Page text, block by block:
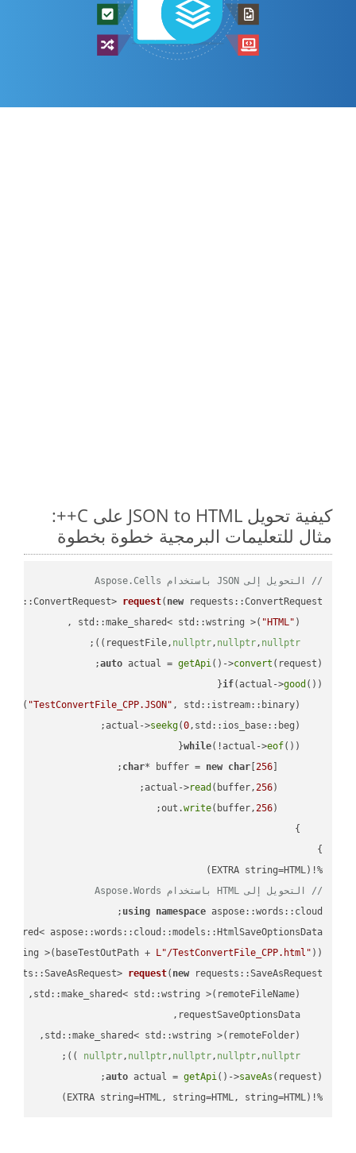
كيفية تحويل JSON to HTML على C++:
مثال للتعليمات البرمجية خطوة بخطوة
// التحويل إلى JSON باستخدام Aspose.Cells
request( new
"HTML"
    requestFile,
nullptr, nullptr, nullptr
))
;
auto actual = getApi()->convert (request);
if(actual->good
( "TestConvertFile_CPP.JSON" , std::istream::binary)
seekg(0
while(!actual->eof
char* buffer = new char[ 256
read (buffer,256
write(buffer,256
%!(EXTRA string=HTML)
// التحويل إلى HTML باستخدام Aspose.Words
using namespace aspose::words::cloud;
>(baseTestOutPath + L"/TestConvertFile_CPP.html" ));
request( new
nullptr, nullptr, nullptr, nullptr, nullptr
))
;
auto actual = getApi()->saveAs
%!(EXTRA string=HTML, string=HTML, string=HTML)